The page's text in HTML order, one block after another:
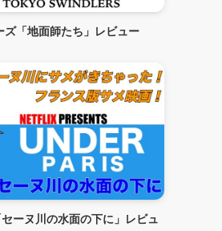
ズ「地面師たち」レビュー
ーヌ川の水面の下に」レビュ